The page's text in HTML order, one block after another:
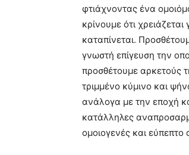
φτιάχνοντας ένα
κρίνουμε ότι
καταπίνεται.
γνωστή επίγευση την
προσθέτουμε αρκετούς
τριμμένο κύμινο και
ανάλογα με την εποχή
κατάλληλες
ομοιογενές και εύπεπτο